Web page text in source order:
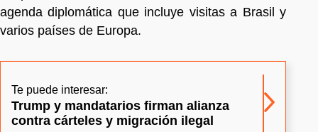
agenda diplomática que incluye visitas a Brasil y
varios países de Europa.
Te puede interesar:
Trump y mandatarios firman alianza
contra cárteles y migración ilegal